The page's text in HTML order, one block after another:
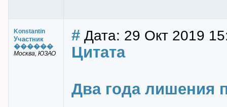
Konstantin
Участник
������
Москва, ЮЗАО
# Дата: 29 Окт 2019
Цитата
Два года лишения